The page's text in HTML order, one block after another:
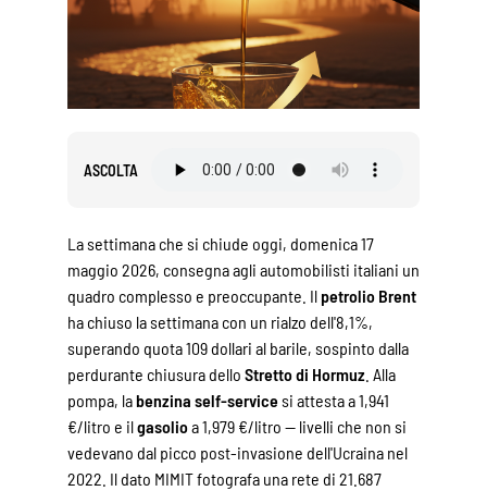
ASCOLTA
La settimana che si chiude oggi, domenica 17
maggio 2026, consegna agli automobilisti italiani un
quadro complesso e preoccupante. Il petrolio Brent
ha chiuso la settimana con un rialzo dell'8,1%,
superando quota 109 dollari al barile, sospinto dalla
perdurante chiusura dello Stretto di Hormuz . Alla
pompa, labenzina self-servicesi attesta a 1,941
€/litro e ilgasolioa 1,979 €/litro — livelli che non si
vedevano dal picco post-invasione dell'Ucraina nel
2022. Il dato MIMIT fotografa una rete di 21.687